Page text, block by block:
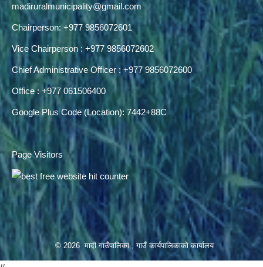
madiruralmunicipality@gmail.com
Chairperson: +977 9856072601
Vice Chairperson : +977 9856072602
Chief Administrative Officer : +977 9856072600
Office : +977 061506400
Google Plus Code (Location): 7442+88C
Page Visitors
© 2026 मादी गाउँपालिका , गाउँ कार्यपालिकाको कार्यालय